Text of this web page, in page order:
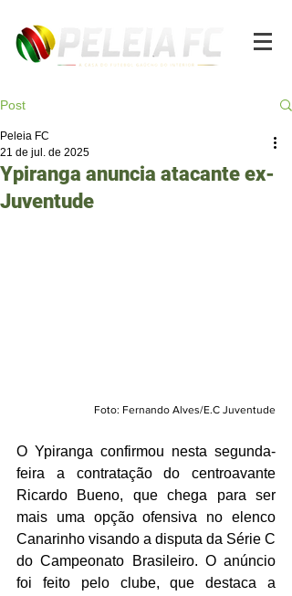
Post
Ypiranga anuncia atacante ex-
Juventude
Peleia FC
21 de jul. de 2025
Foto: Fernando Alves/E.C Juventude
O Ypiranga confirmou nesta segunda-
feira a contratação do centroavante
Ricardo Bueno, que chega para ser
mais uma opção ofensiva no elenco
Canarinho visando a disputa da Série C
do Campeonato Brasileiro. O anúncio
foi feito pelo clube, que destaca a